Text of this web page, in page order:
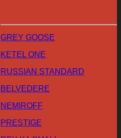
GREY GOOSE
KETEL ONE
RUSSIAN STANDARD
BELVEDERE
NEMIROFF
PRESTIGE